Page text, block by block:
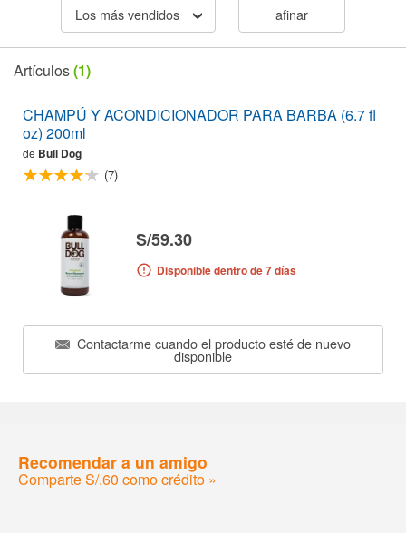
Los más vendidos afinar
Artículos(1)
CHAMPÚ Y ACONDICIONADOR PARA BARBA (6.7 fl
oz) 200ml
de Bull Dog
(7)
S/59.30
Disponible dentro de 7 días
Contactarme cuando el producto esté de nuevo
disponible
Recomendar a un amigo
Comparte S/.60 como crédito »